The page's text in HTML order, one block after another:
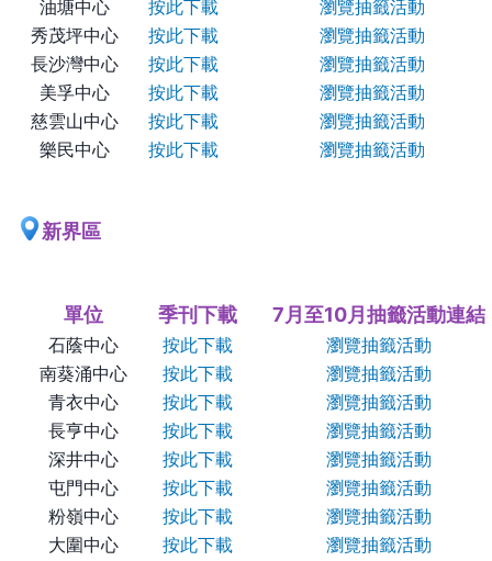
油塘中心 按此下載
瀏覽抽籤活動
秀茂坪中心
按此下載
瀏覽抽籤活動
長沙灣中心
按此下載
瀏覽抽籤活動
美孚中心
按此下載
瀏覽抽籤活動
慈雲山中心
按此下載
瀏覽抽籤活動
樂民中心
按此下載 瀏覽抽籤活動
新界區
單位 季刊下載 7月至10月抽籤活動連結
石蔭中心 按此下載
瀏覽抽籤活動
南葵涌中心
按此下載
瀏覽抽籤活動
青衣中心
按此下載
瀏覽抽籤活動
長亨中心
按此下載
瀏覽抽籤活動
深井中心
按此下載
瀏覽抽籤活動
屯門中心
按此下載
瀏覽抽籤活動
粉嶺中心
按此下載
瀏覽抽籤活動
大圍中心
按此下載
瀏覽抽籤活動